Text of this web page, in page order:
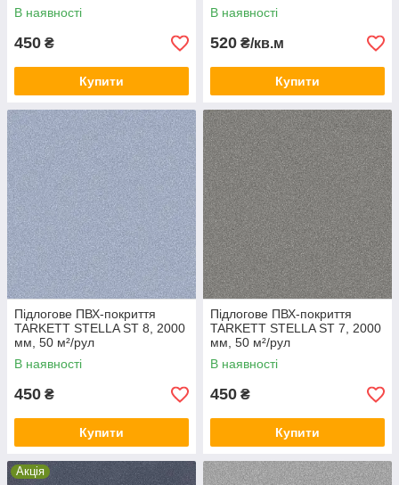
В наявності
450 ₴
Купити
В наявності
520 ₴/кв.м
Купити
Підлогове ПВХ-покриття
TARKETT STELLA ST 8, 2000
мм, 50 м²/рул
В наявності
450 ₴
Купити
Підлогове ПВХ-покриття
TARKETT STELLA ST 7, 2000
мм, 50 м²/рул
В наявності
450 ₴
Купити
Акція